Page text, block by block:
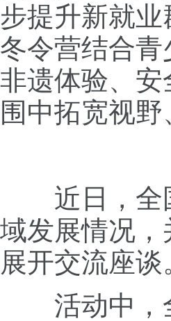
步提升新就
冬令营结合
非遗体验、
围中拓宽视
近日，
域发展情况
展开交流座
活动中，